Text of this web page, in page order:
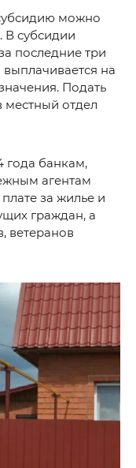
можно
В субсидии
последние три
на
Подать
местный отдел
года банкам,
агентам
за жилье и
граждан, а
ветеранов